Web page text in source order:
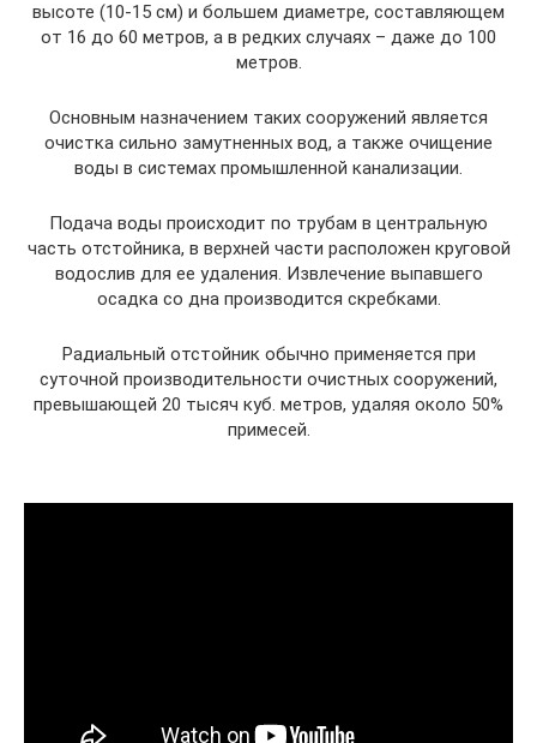
высоте (10-15 см) и большем диаметре, составляющем
от 16 до 60 метров, а в редких случаях – даже до 100
метров.
Основным назначением таких сооружений является
очистка сильно замутненных вод, а также очищение
воды в системах промышленной канализации.
Подача воды происходит по трубам в центральную
часть отстойника, в верхней части расположен круговой
водослив для ее удаления. Извлечение выпавшего
осадка со дна производится скребками.
Радиальный отстойник обычно применяется при
суточной производительности очистных сооружений,
превышающей 20 тысяч куб. метров, удаляя около 50%
примесей.